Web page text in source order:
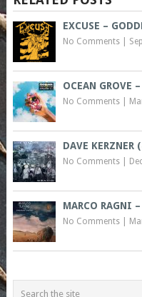
EXCUSE –
No Comments|
OCEAN GROVE
No Comments|
DAVE KERZNER
No Comments|
MARCO RAGNI
No Comments|